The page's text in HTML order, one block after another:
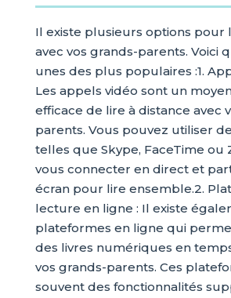
Il existe plusieurs options pour
avec vos grands-parents. Voici
unes des plus populaires :1.
Les appels vidéo sont un
efficace de lire à distance avec
parents. Vous pouvez utiliser
telles que Skype, FaceTime ou
vous connecter en direct et
écran pour lire ensemble.2.
lecture en ligne : Il existe
plateformes en ligne qui
des livres numériques en
vos grands-parents. Ces
souvent des fonctionnalités